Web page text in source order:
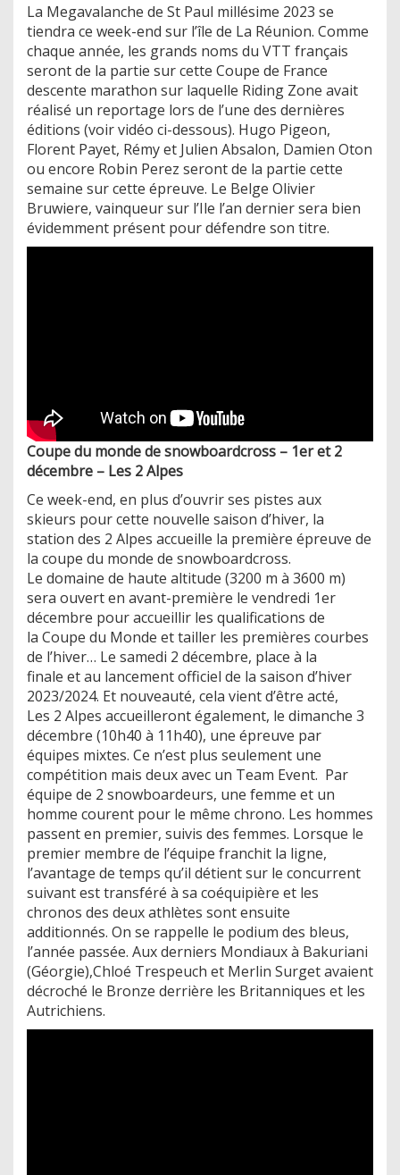
La Megavalanche de St Paul millésime 2023 se
tiendra ce week-end sur l’île de La Réunion. Comme
chaque année, les grands noms du VTT français
seront de la partie sur cette Coupe de France
descente marathon sur laquelle Riding Zone avait
réalisé un reportage lors de l’une des dernières
éditions (voir vidéo ci-dessous). Hugo Pigeon,
Florent Payet, Rémy et Julien Absalon, Damien Oton
ou encore Robin Perez seront de la partie cette
semaine sur cette épreuve. Le Belge Olivier
Bruwiere, vainqueur sur l’Ile l’an dernier sera bien
évidemment présent pour défendre son titre.
Coupe du monde de snowboardcross – 1er et 2
décembre – Les 2 Alpes
Ce week-end, en plus d’ouvrir ses pistes aux
skieurs pour cette nouvelle saison d’hiver, la
station des 2 Alpes accueille la première épreuve de
la coupe du monde de snowboardcross.
Le domaine de haute altitude (3200 m à 3600 m)
sera ouvert en avant-première le vendredi 1er
décembre pour accueillir les qualifications de
la Coupe du Monde et tailler les premières courbes
de l’hiver… Le samedi 2 décembre, place à la
finale et au lancement officiel de la saison d’hiver
2023/2024. Et nouveauté, cela vient d’être acté,
Les 2 Alpes accueilleront également, le dimanche 3
décembre (10h40 à 11h40), une épreuve par
équipes mixtes. Ce n’est plus seulement une
compétition mais deux avec un Team Event. Par
équipe de 2 snowboardeurs, une femme et un
homme courent pour le même chrono. Les hommes
passent en premier, suivis des femmes. Lorsque le
premier membre de l’équipe franchit la ligne,
l’avantage de temps qu’il détient sur le concurrent
suivant est transféré à sa coéquipière et les
chronos des deux athlètes sont ensuite
additionnés. On se rappelle le podium des bleus,
l’année passée. Aux derniers Mondiaux à Bakuriani
(Géorgie),Chloé Trespeuch et Merlin Surget avaient
décroché le Bronze derrière les Britanniques et les
Autrichiens.